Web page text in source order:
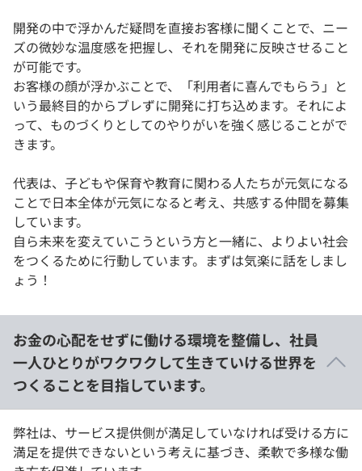
開発の中で浮かんだ疑問を直接お客様に聞くことで、ニー
ズの微妙な温度感を把握し、それを開発に反映させること
が可能です。
お客様の顔が浮かぶことで、「利用者に喜んでもらう」と
いう最終目的からブレずに開発に打ち込めます。それによ
って、ものづくりとしてのやりがいを強く感じることがで
きます。
代表は、子どもや保育や教育に関わる人たちが元気になる
ことで日本全体が元気になると考え、共感する仲間を募集
しています。
自ら未来を変えていこうという方と一緒に、よりよい社会
をつくるために行動しています。まずは気楽に話をしまし
ょう！
お金の心配をせずに働ける環境を整備し、社員
一人ひとりがワクワクして生きていける世界を
つくることを目指しています。
弊社は、サービス提供側が満足していなければ受ける方に
満足を提供できないという考えに基づき、柔軟で多様な働